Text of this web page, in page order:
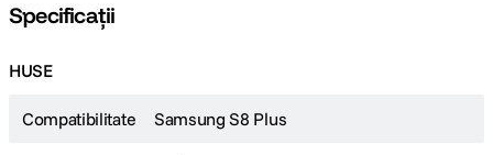
Specificații
HUSE
Compatibilitate Samsung S8 Plus